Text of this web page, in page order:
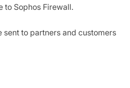
to Sophos Firewall.
to partners and customers